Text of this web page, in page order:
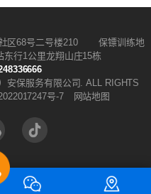
社区68号二号楼210 保镖训练地
东行1公里龙翔山庄15栋
安保服务有限公司. ALL RIGHTS
号-7 网站地图